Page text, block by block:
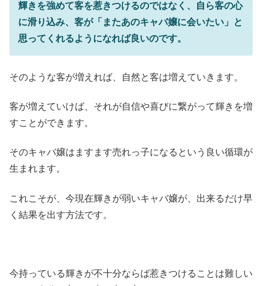
輝きを強めて客を惹きつけるのではなく、自ら客の心
に滑り込み、客が「またあのキャバ嬢に会いたい」と
思ってくれるようになれば良いのです。
そのような客が増えれば、自然と客は増えていきます。
客が増えていけば、それが自信や喜びに繋がって輝きを増
すことができます。
そのキャバ嬢はますます売れっ子になるという良い循環が
生まれます。
これこそが、今現在輝きが弱いキャバ嬢が、出来るだけ早
く結果を出す方法です。
今持っている輝きが不十分ならば惹きつけることは難しい